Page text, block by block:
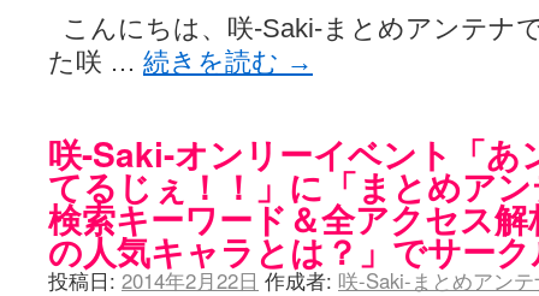
こんにちは、咲-Saki-まとめアンテナ
た咲 … 続きを読む →
咲-Saki-オンリーイベント「あ
てるじぇ！！」に「まとめア
検索キーワード＆全アクセス
の人気キャラとは？」でサー
投稿日: 2014年2月22日 作成者: 咲-Saki-まとめアン